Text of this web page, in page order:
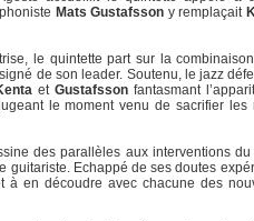
Mats Gustafsson y remplaçait
le quintette part sur la
de son leader. Soutenu, le jazz
et Gustafsson fantasmant
le moment venu de sacrifier les
des parallèles aux interventions
guitariste. Echappé de ses doutes
à en découdre avec chacune des